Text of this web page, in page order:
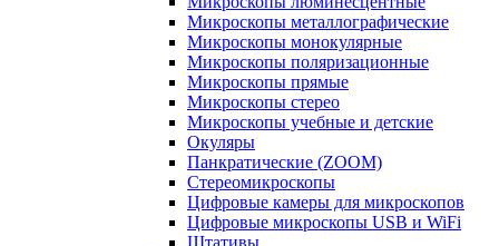
Микроскопы металлографические
Микроскопы монокулярные
Микроскопы поляризационные
Микроскопы прямые
Микроскопы стерео
Микроскопы учебные и детские
Окуляры
Панкратические (ZOOM)
Стереомикроскопы
Цифровые камеры для микроскопов
Цифровые микроскопы USB и WiFi
Штативы